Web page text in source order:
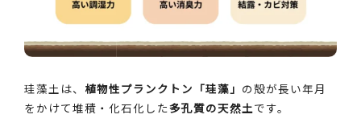
珪藻土は、 植物性プランクトン「珪藻」 の殻が長い年月
をかけて堆積・化石化した多孔質の天然土です。